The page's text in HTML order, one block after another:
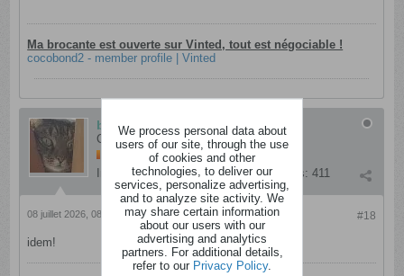
Ma brocante est ouverte sur Vinted, tout est négociable !
cocobond2 - member profile | Vinted
brol
Cinglé
Inscription: novembre 2016 Messages: 411
#18
08 juillet 2026, 08h54
idem!
We process personal data about
users of our site, through the use
of cookies and other
technologies, to deliver our
services, personalize advertising,
and to analyze site activity. We
may share certain information
about our users with our
advertising and analytics
partners. For additional details,
refer to our Privacy Policy.